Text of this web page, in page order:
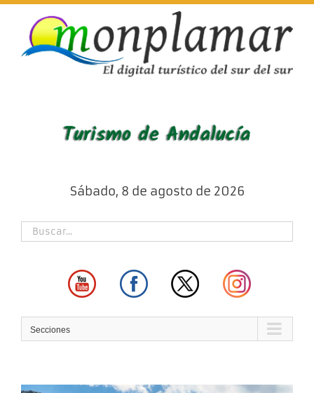
Skip
content
Sábado, 8 de agosto de 2026
Secciones